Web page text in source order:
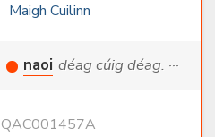
Maigh Cuilinn
naoi déag cúig déag. ···
QAC001457A